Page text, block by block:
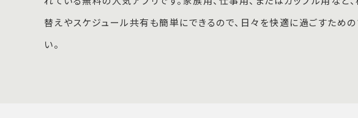
替えやスケジュール共有も簡単にできるので、日々を快適に過ごすための
い。